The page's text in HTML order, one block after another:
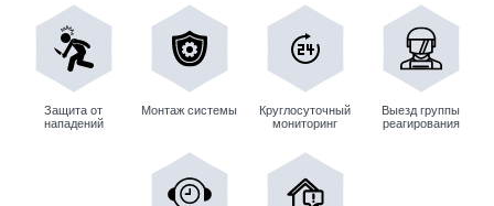
Защита от
нападений
Монтаж системы
Круглосуточный
мониторинг
Выезд группы
реагирования